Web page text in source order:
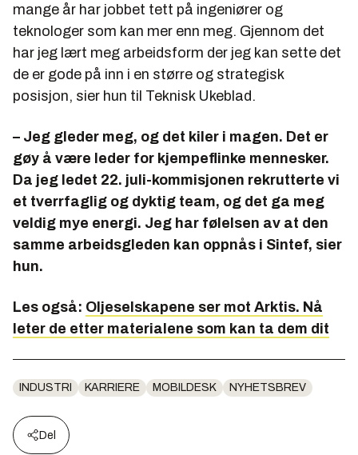
mange år har jobbet tett på ingeniører og
teknologer som kan mer enn meg. Gjennom det
har jeg lært meg arbeidsform der jeg kan sette det
de er gode på inn i en større og strategisk
posisjon, sier hun til Teknisk Ukeblad.
– Jeg gleder meg, og det kiler i magen. Det er
gøy å være leder for kjempeflinke mennesker.
Da jeg ledet 22. juli-kommisjonen rekrutterte vi
et tverrfaglig og dyktig team, og det ga meg
veldig mye energi. Jeg har følelsen av at den
samme arbeidsgleden kan oppnås i Sintef, sier
hun.
Les også: Oljeselskapene ser mot Arktis. Nå
leter de etter materialene som kan ta dem dit
INDUSTRI KARRIERE MOBILDESK NYHETSBREV
Del